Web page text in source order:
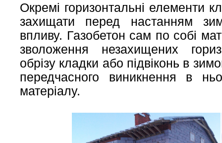
Окремі горизонтальні елементи
захищати перед настанням
впливу. Газобетон сам по собі
зволоження незахищених
обрізу кладки або підвіконь в
передчасного виникнення в
матеріалу.